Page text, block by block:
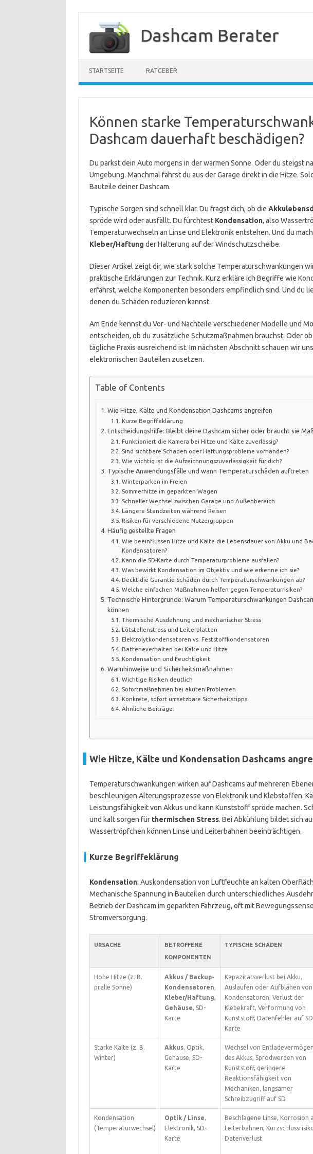
springen
Dashcam Berater
STARTSEITE RATGEBER
Können starke
Dashcam dauerhaft beschädigen?
Du parkst dein Auto morgens in der warmen Sonne. Oder du steigst
Umgebung. Manchmal fährst du aus der Garage direkt in die Hitze.
Bauteile deiner Dashcam.
Typische Sorgen sind schnell klar. Du fragst dich, ob die
spröde wird oder ausfällt. Du fürchtest Kondensation, also
Temperaturwechseln an Linse und Elektronik entstehen. Und du
Kleber/Haftung der Halterung auf der Windschutzscheibe.
Dieser Artikel zeigt dir, wie stark solche Temperaturschwankungen
praktische Erklärungen zur Technik. Kurz erkläre ich Begriffe wie
erfährst, welche Komponenten besonders empfindlich sind. Und du
denen du Schäden reduzieren kannst.
Am Ende kennst du Vor- und Nachteile verschiedener Modelle und
entscheiden, ob du zusätzliche Schutzmaßnahmen brauchst. Oder
tägliche Praxis ausreichend ist. Im nächsten Abschnitt schauen wir
elektronischen Bauteilen zusetzen.
Table of Contents
Wie Hitze, Kälte und Kondensation Dashcams angreifen
Kurze Begriffeklärung
Entscheidungshilfe: Bleibt deine Dashcam sicher oder braucht sie
Funktioniert die Kamera bei Hitze und Kälte zuverlässig?
Sind sichtbare Schäden oder Haftungsprobleme vorhanden?
Wie wichtig ist die Aufzeichnungszuverlässigkeit für dich?
Typische Anwendungsfälle und wann Temperaturschäden auftreten
Winterparken im Freien
Sommerhitze im geparkten Wagen
Schneller Wechsel zwischen Garage und Außenbereich
Längere Standzeiten während Reisen
Risiken für verschiedene Nutzergruppen
Häufig gestellte Fragen
Wie beeinflussen Hitze und Kälte die Lebensdauer von Akku und
Kondensatoren?
Kann die SD-Karte durch Temperaturprobleme ausfallen?
Was bewirkt Kondensation im Objektiv und wie erkenne ich sie?
Deckt die Garantie Schäden durch Temperaturschwankungen ab?
Welche einfachen Maßnahmen helfen gegen Temperaturrisiken?
Technische Hintergründe: Warum Temperaturschwankungen
können
Thermische Ausdehnung und mechanischer Stress
Lötstellenstress und Leiterplatten
Elektrolytkondensatoren vs. Feststoffkondensatoren
Batterieverhalten bei Kälte und Hitze
Kondensation und Feuchtigkeit
Warnhinweise und Sicherheitsmaßnahmen
Wichtige Risiken deutlich
Sofortmaßnahmen bei akuten Problemen
Konkrete, sofort umsetzbare Sicherheitstipps
Ähnliche Beiträge:
Wie Hitze, Kälte und Kondensation Dashcams
Temperaturschwankungen wirken auf Dashcams auf mehreren
beschleunigen Alterungsprozesse von Elektronik und Klebstoffen.
Leistungsfähigkeit von Akkus und kann Kunststoff spröde machen.
und kalt sorgen für thermischen Stress. Bei Abkühlung bildet sich
Wassertröpfchen können Linse und Leiterbahnen beeinträchtigen.
Kurze Begriffeklärung
Kondensation: Auskondensation von Luftfeuchte an kalten
Mechanische Spannung in Bauteilen durch unterschiedliches
Betrieb der Dashcam im geparkten Fahrzeug, oft mit
Stromversorgung.
URSACHE
BETROFFENE
KOMPONENTEN
TYPISCHE SCHÄDEN
Hohe Hitze (z. B.
pralle Sonne)
Akkus / Backup-
Kondensatoren,
Kleber/Haftung,
Gehäuse, SD-
Karte
Kapazitätsverlust bei Akku,
Auslaufen oder Aufblähen von
Kondensatoren, Verlust der
Klebekraft, Verformung von
Kunststoff, Datenfehler auf
Karte
Starke Kälte (z. B.
Winter)
Akkus, Optik,
Gehäuse, SD-
Karte
Wechsel von Entladevermögen
des Akkus, Sprödwerden von
Kunststoff, geringere
Reaktionsfähigkeit von
Mechaniken, langsamer
Schreibzugriff auf SD
Kondensation
(Temperaturwechsel)
Optik / Linse,
Elektronik, SD-
Karte
Beschlagene Linse, Korrosion
Leiterbahnen,
Datenverlust